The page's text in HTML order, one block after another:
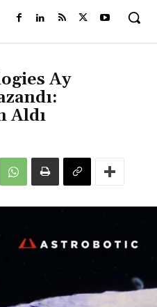
Ay
Aldı